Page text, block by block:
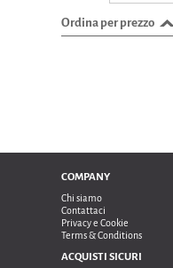
Ordina per prezzo
COMPANY
Chi siamo
Contattaci
Privacy e Cookie
Terms & Conditions
ACQUISTI SICURI